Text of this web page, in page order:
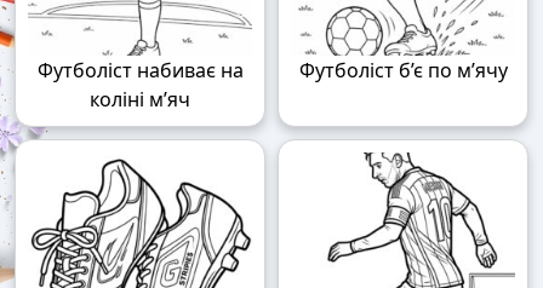
Футболіст набиває на
коліні м’яч
Футболіст б’є по м’ячу